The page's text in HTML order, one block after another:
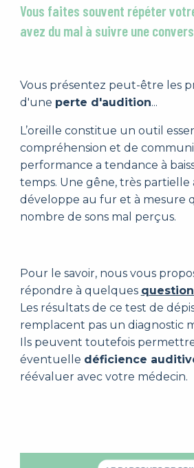
Vous faites souvent répéter
avez du mal à suivre une
Vous présentez peut-être les
d'une perte d'audition...
L’oreille constitue un outil
compréhension et de
performance a tendance à
temps. Une gêne, très partielle
développe au fur et à mesure
nombre de sons mal perçus.
Pour le savoir, nous vous
répondre à quelques
Les résultats de ce test de
remplacent pas un diagnostic
Ils peuvent toutefois
éventuelle déficience
réévaluer avec votre médecin.